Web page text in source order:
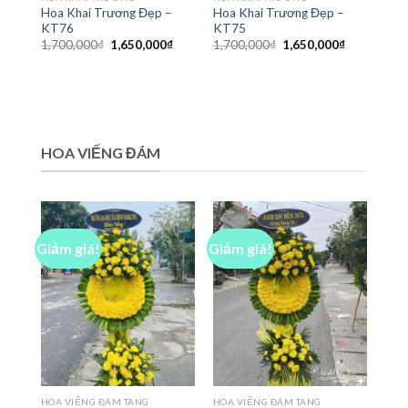
Hoa Khai Trương Đẹp –
KT76
1,700,000₫ Giá
gốc
1,650,000₫Giá
Hoa Khai Trương Đẹp –
KT75
1,700,000₫ Giá
gốc
1,650,000₫Giá
HOA VIẾNG ĐÁM
Giảm giá!
HOA VIẾNG ĐÁM TANG
Giảm giá!
HOA VIẾNG ĐÁM TANG